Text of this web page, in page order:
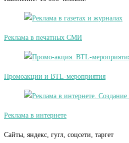
Реклама в печатных СМИ
Промоакции и BTL-мероприятия
Реклама в интернете
Сайты, яндекс, гугл, соцсети, таргет